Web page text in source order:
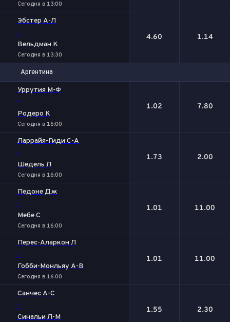
Сегодня в 13:00
Эбстер А-Л
-
Вельдман К
Сегодня в 13:30
4.60 1.14
Аргентина
Уррутия М-Ф
-
Родеро К
Сегодня в 16:00
1.02 7.80
Ларрайя-Гиди С-А
-
Шедель Л
Сегодня в 16:00
1.73 2.00
Педоне Дж
-
Мебе С
Сегодня в 16:00
1.01 11.00
Перес-Аларкон Л
-
Гобби-Монльяу А-В
Сегодня в 16:00
1.01 11.00
Санчес А-С
-
Синальи Л-М
1.55 2.30